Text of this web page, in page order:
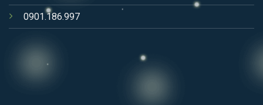
0901.186.997